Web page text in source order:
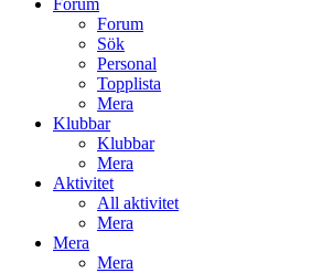
Forum
Sök
Personal
Topplista
Mera
Klubbar
Klubbar
Mera
Aktivitet
All aktivitet
Mera
Mera
Mera